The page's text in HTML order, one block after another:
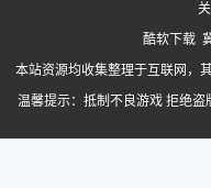
酷软下载
本站资源均收集整理于互联网，
温馨提示：抵制不良游戏 拒绝